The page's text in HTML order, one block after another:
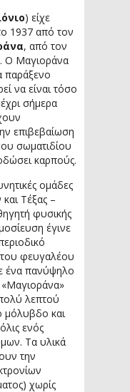
) είχε
1937 από τον
, από τον
Ο Μαγιοράνα
παράξενο
να είναι τόσο
σήμερα
επιβεβαίωση
σωματιδίου
καρπούς.
ομάδες
Τέξας –
φυσικής
έγινε
του φευγαλέου
ένα πανύψηλο
λεπτού
μόλυβδο και
ενός
Τα υλικά
την
χωρίς